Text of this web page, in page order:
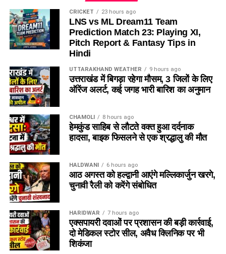
CRICKET 23 hours ago
LNS vs ML Dream11 Team
Prediction Match 23: Playing XI,
Pitch Report & Fantasy Tips in
Hindi
UTTARAKHAND WEATHER 9 hours ago
उत्तराखंड में बिगड़ा रहेगा मौसम, 3 जिलों के लिए
ऑरेंज अलर्ट, कई जगह भारी बारिश का अनुमान
CHAMOLI 8 hours ago
हेमकुंड साहिब से लौटते वक्त हुआ दर्दनाक
हादसा, बाइक फिसलने से एक श्रद्धालु की मौत
HALDWANI 6 hours ago
आठ अगस्त को हल्द्वानी आएंगे मल्लिकार्जुन खरगे,
चुनावी रैली को करेंगे संबोधित
HARIDWAR 7 hours ago
एक्सपायरी दवाओं पर प्रशासन की बड़ी कार्रवाई,
दो मेडिकल स्टोर सील, अवैध क्लिनिक पर भी
शिकंजा